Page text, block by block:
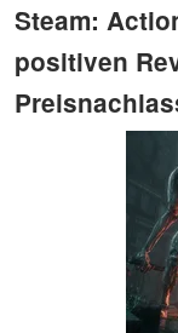
Steam:
positiven